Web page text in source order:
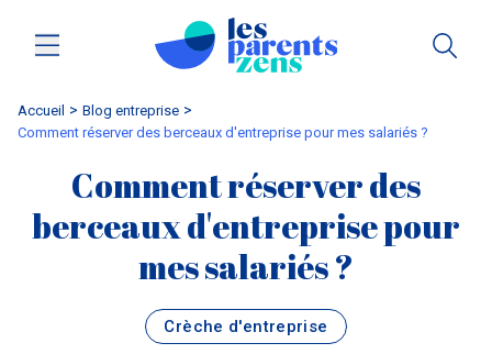
Accueil
blog entreprise
Comment réserver des berceaux d'entreprise pour mes salariés ?
Comment réserver des
berceaux d'entreprise pour
mes salariés ?
Crèche d'entreprise